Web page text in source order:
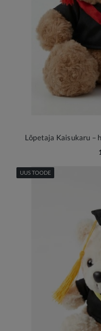
Lõpetaja Kaisukaru –
UUS TOODE